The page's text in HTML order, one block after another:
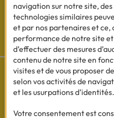
Besoin
Découvrez l'espace
Cofidis
réseaux
navigation sur notre site,
technologies similaires
et par nos partenaires et ce,
performance de notre site
d’effectuer des mesures
contenu de notre site en
visites et de vous proposer
selon vos activités de
et les usurpations d’identités.
Votre consentement est